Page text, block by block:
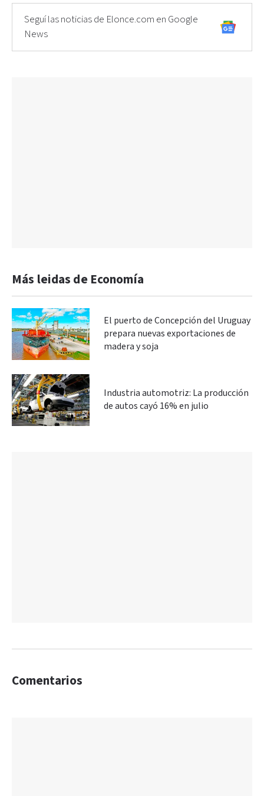
Seguí las noticias de Elonce.com en Google
News
Más leidas de Economía
El puerto de Concepción del Uruguay
prepara nuevas exportaciones de
madera y soja
Industria automotriz: La producción
de autos cayó 16% en julio
Comentarios